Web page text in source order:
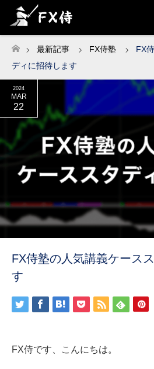
ホーム
最新記事 FX侍塾
FX
ディに招待します
2024
MAR
22
FX侍塾の人気講義ケース
す
FX侍です、こんにちは。